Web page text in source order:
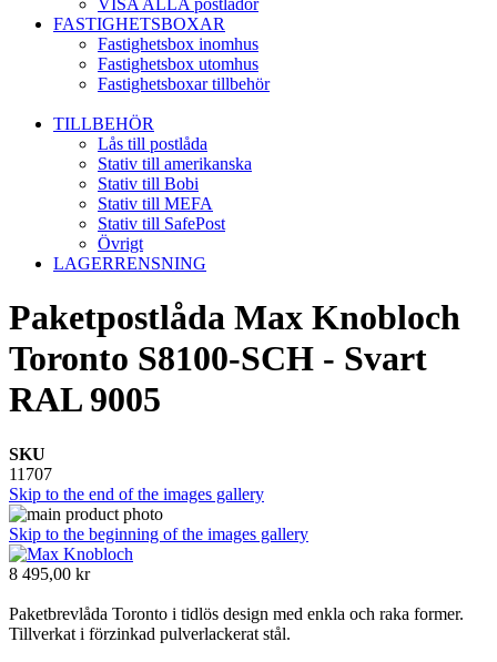
VISA ALLA postlådor
FASTIGHETSBOXAR
Fastighetsbox inomhus
Fastighetsbox utomhus
Fastighetsboxar tillbehör
TILLBEHÖR
Lås till postlåda
Stativ till amerikanska
Stativ till Bobi
Stativ till MEFA
Stativ till SafePost
Övrigt
LAGERRENSNING
Paketpostlåda Max Knobloch
Toronto S8100-SCH - Svart
RAL 9005
SKU
11707
Skip to the end of the images gallery
Skip to the beginning of the images gallery
8 495,00 kr
Paketbrevlåda Toronto i tidlös design med enkla och raka former.
Tillverkat i förzinkad pulverlackerat stål.